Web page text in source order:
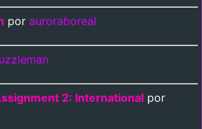
por auroraboreal
2: International por